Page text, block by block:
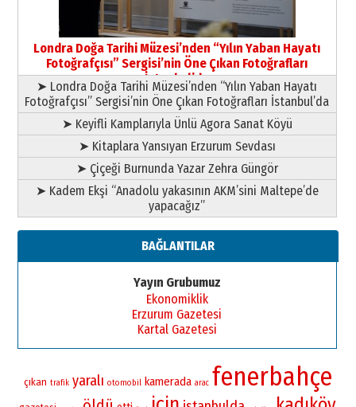
Londra Doğa Tarihi Müzesi’nden “Yılın Yaban Hayatı
Fotoğrafçısı” Sergisi’nin Öne Çıkan Fotoğrafları
İstanbul’da
➤ Londra Doğa Tarihi Müzesi’nden “Yılın Yaban Hayatı
Fotoğrafçısı” Sergisi’nin Öne Çıkan Fotoğrafları İstanbul’da
➤ Keyifli Kamplarıyla Ünlü Agora Sanat Köyü
➤ Kitaplara Yansıyan Erzurum Sevdası
➤ Çiçeği Burnunda Yazar Zehra Güngör
➤ Kadem Ekşi “Anadolu yakasının AKM’sini Maltepe’de
yapacağız”
BAĞLANTILAR
Yayın Grubumuz
Ekonomiklik
Erzurum Gazetesi
Kartal Gazetesi
çıkan trafik yaralı otomobil kamerada arac fenerbahçe